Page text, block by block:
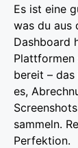
Es ist eine
was du aus
Dashboard
Plattformen
bereit –
es,
sammeln.
Perfektion.